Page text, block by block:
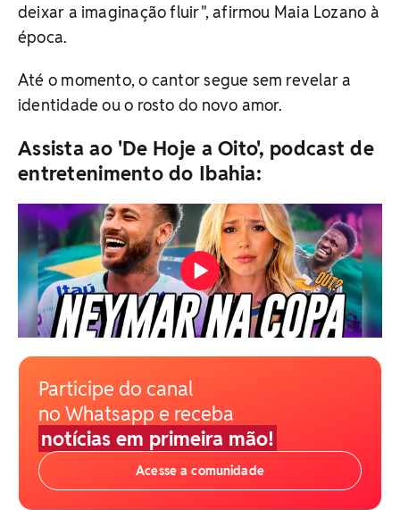
deixar a imaginação fluir", afirmou Maia Lozano à
época.
Até o momento, o cantor segue sem revelar a
identidade ou o rosto do novo amor.
Assista ao 'De Hoje a Oito', podcast de
entretenimento do Ibahia:
Participe do canal
no Whatsapp e receba
notícias em primeira mão!
Acesse a comunidade